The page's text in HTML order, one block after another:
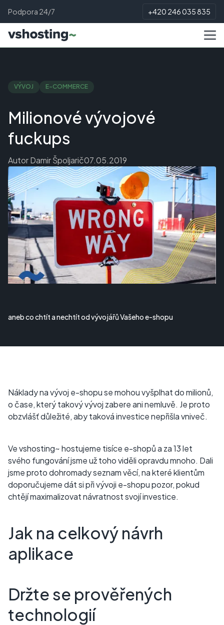
Podpora 24/7 +420 246 035 835
VÝVOJ E-COMMERCE
Milionové vývojové
fuckups
AutorDamir Špoljarič07.05.2019
aneb co chtít a nechtít od vývojářů Vašeho e-shopu
Náklady na vývoj e-shopu se mohou vyšplhat do milionů,
o čase, který takový vývoj zabere ani nemluvě. Je proto
obzvlášť důležité, aby taková investice nepřišla vniveč.
Ve vshosting~ hostujeme tisíce e-shopů a za 13 let
svého fungování jsme už toho viděli opravdu mnoho. Dali
jsme proto dohromady seznam věcí, na které klientům
doporučujeme dát si při vývoji e-shopu pozor, pokud
chtějí maximalizovat návratnost svojí investice.
Jak na celkový návrh
aplikace
Držte se prověřených
technologií